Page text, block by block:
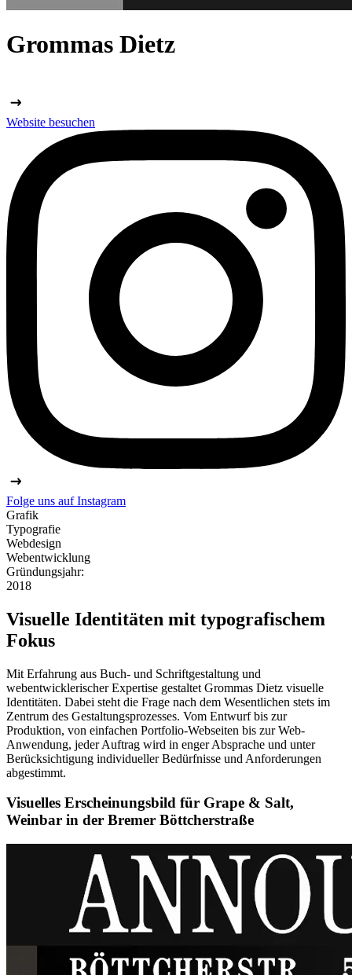
Grommas Dietz
Website besuchen
Folge uns aufInstagram
Grafik
Typografie
Webdesign
Webentwicklung
Gründungsjahr:
2018
Visuelle Identitäten mit typografischem
Fokus
Mit Erfahrung aus Buch- und Schriftgestaltung und
webentwicklerischer Expertise gestaltet Grommas Dietz visuelle
Identitäten. Dabei steht die Frage nach dem Wesentlichen stets im
Zentrum des Gestaltungsprozesses. Vom Entwurf bis zur
Produktion, von einfachen Portfolio-Webseiten bis zur Web-
Anwendung, jeder Auftrag wird in enger Absprache und unter
Berücksichtigung individueller Bedürfnisse und Anforderungen
abgestimmt.
Visuelles Erscheinungsbild für Grape & Salt,
Weinbar in der Bremer Böttcherstraße